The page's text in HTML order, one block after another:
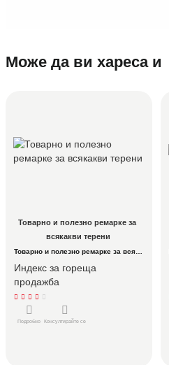
Може да ви хареса и
Товарно и полезно ремарке за
всякакви терени
Индекс за гореща
продажба
Подробно Консултирайте се